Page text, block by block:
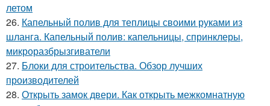
летом
26. Капельный полив для теплицы своими руками из
шланга. Капельный полив: капельницы, спринклеры,
микроразбрызгиватели
27. Блоки для строительства. Обзор лучших
производителей
28. Открыть замок двери. Как открыть межкомнатную